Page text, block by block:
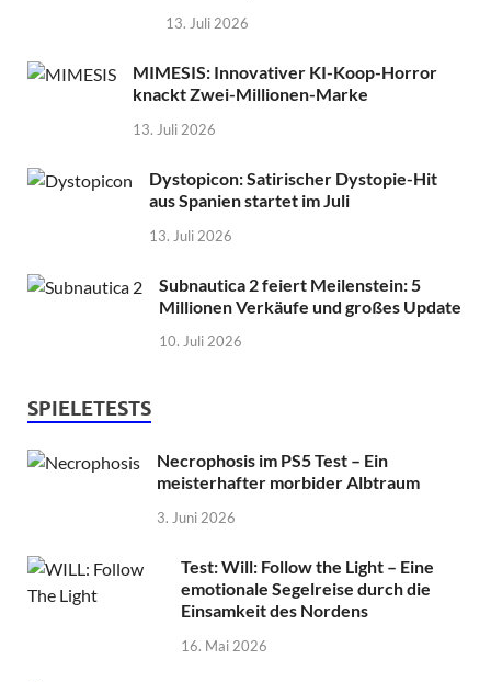
13. Juli 2026
MIMESIS: Innovativer KI-Koop-Horror
knackt Zwei-Millionen-Marke
13. Juli 2026
Dystopicon: Satirischer Dystopie-Hit
aus Spanien startet im Juli
13. Juli 2026
Subnautica 2 feiert Meilenstein: 5
Millionen Verkäufe und großes Update
10. Juli 2026
SPIELETESTS
Necrophosis im PS5 Test – Ein
meisterhafter morbider Albtraum
3. Juni 2026
Test: Will: Follow the Light – Eine
emotionale Segelreise durch die
Einsamkeit des Nordens
16. Mai 2026